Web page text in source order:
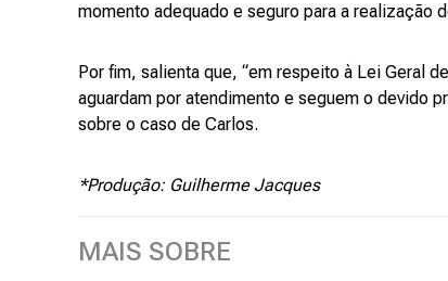
momento adequado e seguro para a
Por fim, salienta que, “em respeito à Lei Geral
aguardam por atendimento e seguem o devido
sobre o caso de Carlos.
*Produção: Guilherme Jacques
MAIS SOBRE